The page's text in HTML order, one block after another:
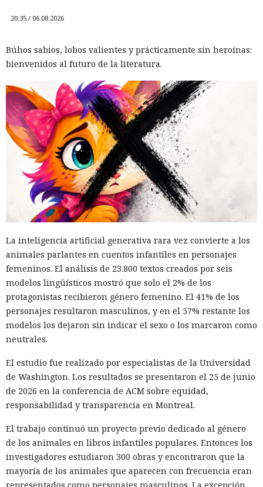
20:35 / 06.08.2026
Búhos sabios, lobos valientes y prácticamente sin heroínas:
bienvenidos al futuro de la literatura.
La inteligencia artificial generativa rara vez convierte a los
animales parlantes en cuentos infantiles en personajes
femeninos. El análisis de 23.800 textos creados por seis
modelos lingüísticos mostró que solo el 2% de los
protagonistas recibieron género femenino. El 41% de los
personajes resultaron masculinos, y en el 57% restante los
modelos los dejaron sin indicar el sexo o los marcaron como
neutrales.
El estudio fue realizado por especialistas de la Universidad
de Washington. Los resultados se presentaron el 25 de junio
de 2026 en la conferencia de ACM sobre equidad,
responsabilidad y transparencia en Montreal.
El trabajo continuó un proyecto previo dedicado al género
de los animales en libros infantiles populares. Entonces los
investigadores estudiaron 300 obras y encontraron que la
mayoría de los animales que aparecen con frecuencia eran